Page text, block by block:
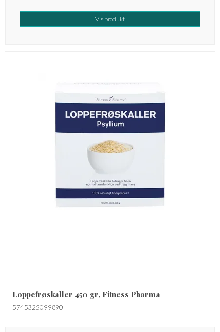
Vis produkt
Loppefrøskaller 450 gr, Fitness Pharma
5745325099890